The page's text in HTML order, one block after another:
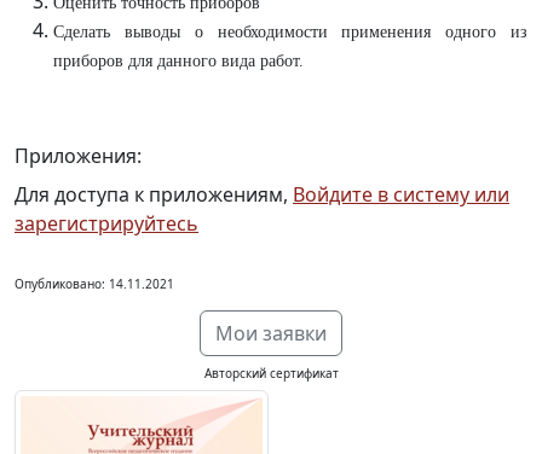
Сделать выводы о необходимости применения одного из
приборов для данного вида работ.
Приложения:
Для доступа к приложениям, Войдите в систему или
зарегистрируйтесь
Опубликовано: 14.11.2021
Мои заявки
Авторский сертификат